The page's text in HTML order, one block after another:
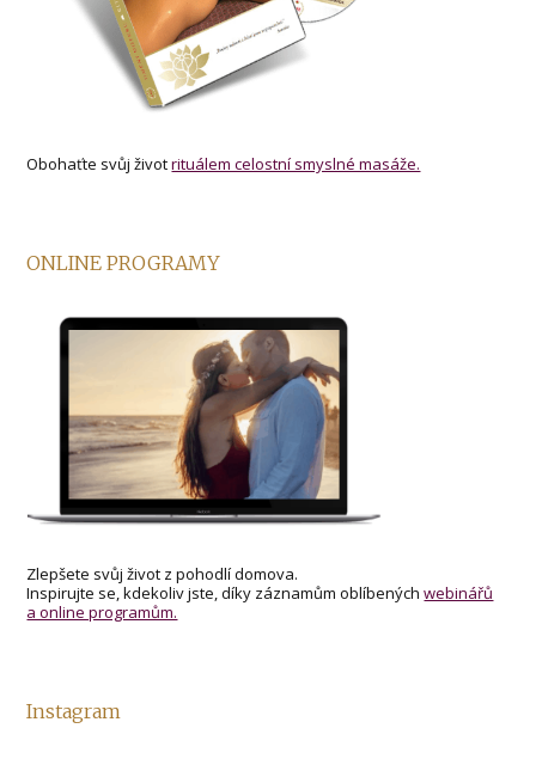
Obohaťte svůj životrituálem celostní smyslné masáže.
ONLINE PROGRAMY
Zlepšete svůj život z pohodlí domova.
Inspirujte se, kdekoliv jste, díky záznamům oblíbenýchwebinářů
a online programům.
Instagram